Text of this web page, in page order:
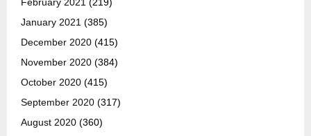
January 2021 (385)
December 2020 (415)
November 2020 (384)
October 2020 (415)
September 2020 (317)
August 2020 (360)